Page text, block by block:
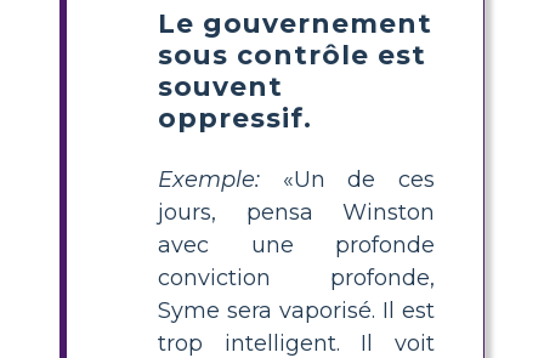
Le gouvernement
sous contrôle est
souvent
oppressif.
Exemple: «Un de ces
jours, pensa Winston
avec une profonde
conviction profonde,
Syme sera vaporisé. Il est
trop intelligent. Il voit